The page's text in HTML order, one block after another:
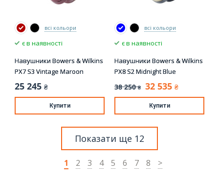
всі кольори
є в наявності
Навушники Bowers & Wilkins
PX7 S3 Vintage Maroon
25 245 ₴
Купити
всі кольори
є в наявності
Навушники Bowers & Wilkins
PX8 S2 Midnight Blue
38 250 ₴ 32 535 ₴
Купити
Показати ще 12
1 2 3 4 5 6 7 8 >